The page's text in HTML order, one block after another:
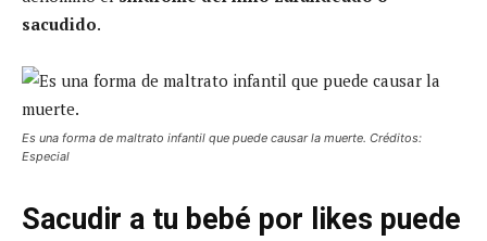
sacudido.
Es una forma de maltrato infantil que puede causar la muerte. Créditos:
Especial
Sacudir a tu bebé por likes puede